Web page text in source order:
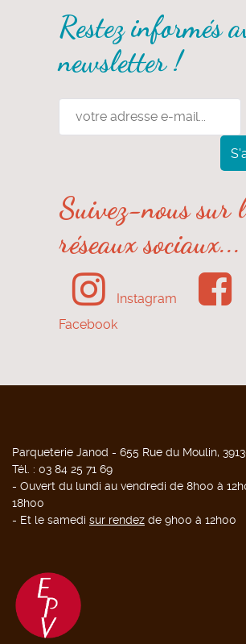
Restez informés
newsletter !
Suivez-nous sur
réseaux sociaux...
Instagram
Facebook
Parqueterie Janod - 655 Rue du Moulin,
Tél. : 03 84 25 71 69
- Ouvert du lundi au vendredi de 8h00 à
18h00
- Et le samedi sur rendez de 9h00 à 12h00